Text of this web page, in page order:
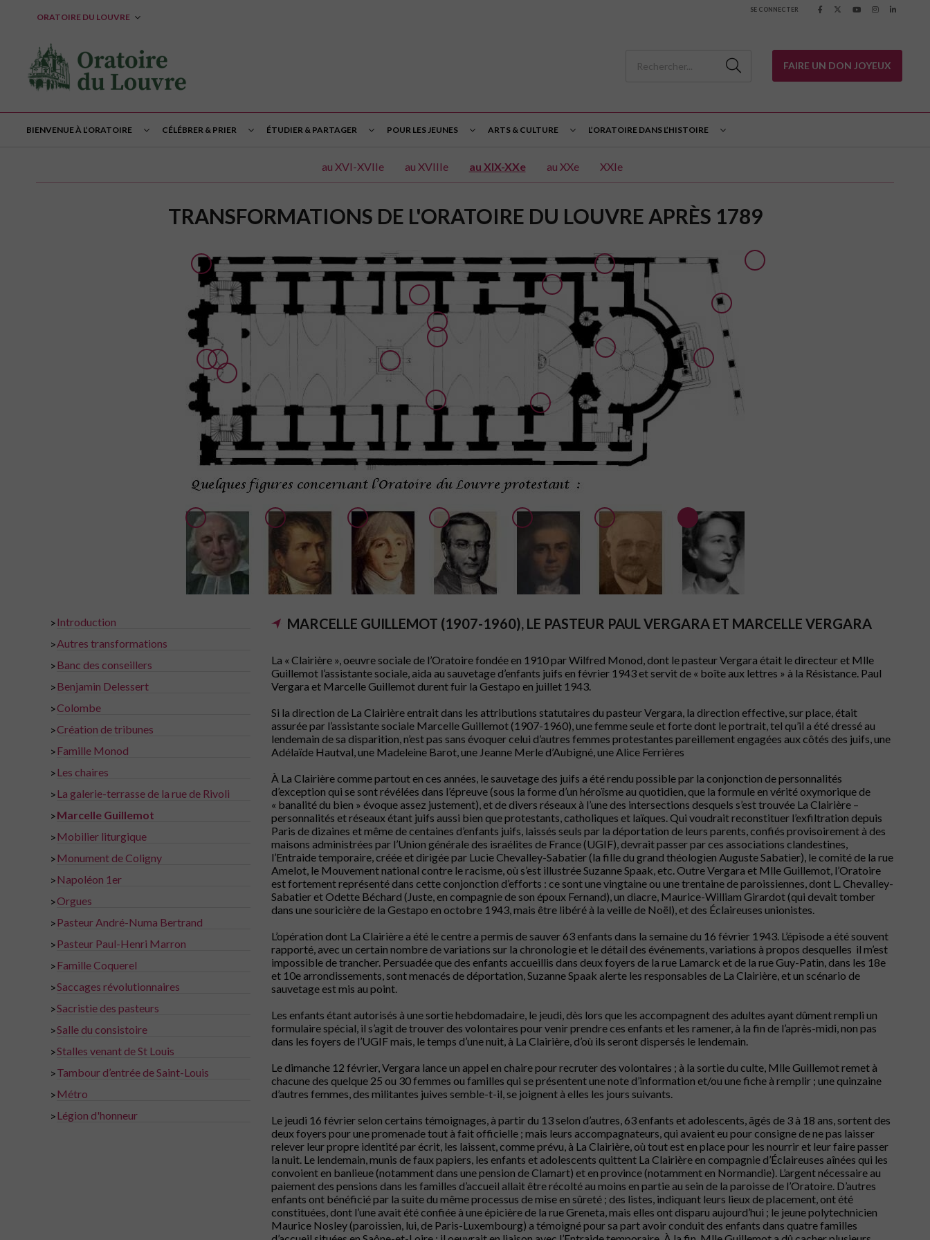
ORATOIRE DU LOUVRE
SE CONNECTER
FAIRE UN DON JOYEUX
BIENVENUE À L’ORATOIRE CÉLÉBRER & PRIER ÉTUDIER & PARTAGER POUR LES JEUNES ARTS & CULTURE L’ORATOIRE DANS L’HISTOIRE
au XVI-XVIIe au XVIIIe au XIX-XXe au XXe XXIe
TRANSFORMATIONS DE L'ORATOIRE DU LOUVRE APRÈS 1789
>Introduction
>Autres transformations
>Banc des conseillers
>Benjamin Delessert
>Colombe
>Création de tribunes
>Famille Monod
>Les chaires
>La galerie-terrasse de la rue de Rivoli
>Marcelle Guillemot
>Mobilier liturgique
>Monument de Coligny
>Napoléon 1er
>Orgues
>Pasteur André-Numa Bertrand
>Pasteur Paul-Henri Marron
>Famille Coquerel
>Saccages révolutionnaires
>Sacristie des pasteurs
>Salle du consistoire
>Stalles venant de St Louis
>Tambour d’entrée de Saint-Louis
>Métro
>Légion d'honneur
MARCELLE GUILLEMOT (1907-1960), LE PASTEUR PAUL VERGARA ET MARCELLE VERGARA
La « Clairière », oeuvre sociale de l’Oratoire fondée en 1910 par Wilfred Monod, dont le pasteur Vergara était le directeur et Mlle
Guillemot l’assistante sociale, aida au sauvetage d’enfants juifs en février 1943 et servit de « boîte aux lettres » à la Résistance. Paul
Vergara et Marcelle Guillemot durent fuir la Gestapo en juillet 1943.
Si la direction de La Clairière entrait dans les attributions statutaires du pasteur Vergara, la direction effective, sur place, était
assurée par l’assistante sociale Marcelle Guillemot (1907-1960), une femme seule et forte dont le portrait, tel qu’il a été dressé au
lendemain de sa disparition, n’est pas sans évoquer celui d’autres femmes protestantes pareillement engagées aux côtés des juifs, une
Adélaïde Hautval, une Madeleine Barot, une Jeanne Merle d’Aubigné, une Alice Ferrières
À La Clairière comme partout en ces années, le sauvetage des juifs a été rendu possible par la conjonction de personnalités
d’exception qui se sont révélées dans l’épreuve (sous la forme d’un héroïsme au quotidien, que la formule en vérité oxymorique de
« banalité du bien » évoque assez justement), et de divers réseaux à l’une des intersections desquels s’est trouvée La Clairière –
personnalités et réseaux étant juifs aussi bien que protestants, catholiques et laïques. Qui voudrait reconstituer l’exfiltration depuis
Paris de dizaines et même de centaines d’enfants juifs, laissés seuls par la déportation de leurs parents, confiés provisoirement à des
maisons administrées par l’Union générale des israélites de France (UGIF), devrait passer par ces associations clandestines,
l’Entraide temporaire, créée et dirigée par Lucie Chevalley-Sabatier (la fille du grand théologien Auguste Sabatier), le comité de la rue
Amelot, le Mouvement national contre le racisme, où s’est illustrée Suzanne Spaak, etc. Outre Vergara et Mlle Guillemot, l’Oratoire
est fortement représenté dans cette conjonction d’efforts : ce sont une vingtaine ou une trentaine de paroissiennes, dont L. Chevalley-
Sabatier et Odette Béchard (Juste, en compagnie de son époux Fernand), un diacre, Maurice-William Girardot (qui devait tomber
dans une souricière de la Gestapo en octobre 1943, mais être libéré à la veille de Noël), et des Éclaireuses unionistes.
L’opération dont La Clairière a été le centre a permis de sauver 63 enfants dans la semaine du 16 février 1943. L’épisode a été souvent
rapporté, avec un certain nombre de variations sur la chronologie et le détail des événements, variations à propos desquelles il m’est
impossible de trancher. Persuadée que des enfants accueillis dans deux foyers de la rue Lamarck et de la rue Guy-Patin, dans les 18e
et 10e arrondissements, sont menacés de déportation, Suzanne Spaak alerte les responsables de La Clairière, et un scénario de
sauvetage est mis au point.
Les enfants étant autorisés à une sortie hebdomadaire, le jeudi, dès lors que les accompagnent des adultes ayant dûment rempli un
formulaire spécial, il s’agit de trouver des volontaires pour venir prendre ces enfants et les ramener, à la fin de l’après-midi, non pas
dans les foyers de l’UGIF mais, le temps d’une nuit, à La Clairière, d’où ils seront dispersés le lendemain.
Le dimanche 12 février, Vergara lance un appel en chaire pour recruter des volontaires ; à la sortie du culte, Mlle Guillemot remet à
chacune des quelque 25 ou 30 femmes ou familles qui se présentent une note d’information et/ou une fiche à remplir ; une quinzaine
d’autres femmes, des militantes juives semble-t-il, se joignent à elles les jours suivants.
Le jeudi 16 février selon certains témoignages, à partir du 13 selon d’autres, 63 enfants et adolescents, âgés de 3 à 18 ans, sortent des
deux foyers pour une promenade tout à fait officielle ; mais leurs accompagnateurs, qui avaient eu pour consigne de ne pas laisser
relever leur propre identité par écrit, les laissent, comme prévu, à La Clairière, où tout est en place pour les nourrir et leur faire passer
la nuit. Le lendemain, munis de faux papiers, les enfants et adolescents quittent La Clairière en compagnie d’Éclaireuses aînées qui les
convoient en banlieue (notamment dans une pension de Clamart) et en province (notamment en Normandie). L’argent nécessaire au
paiement des pensions dans les familles d’accueil allait être récolté au moins en partie au sein de la paroisse de l’Oratoire. D’autres
enfants ont bénéficié par la suite du même processus de mise en sûreté ; des listes, indiquant leurs lieux de placement, ont été
constituées, dont l’une avait été confiée à une épicière de la rue Greneta, mais elles ont disparu aujourd’hui ; le jeune polytechnicien
Maurice Nosley (paroissien, lui, de Paris-Luxembourg) a témoigné pour sa part avoir conduit des enfants dans quatre familles